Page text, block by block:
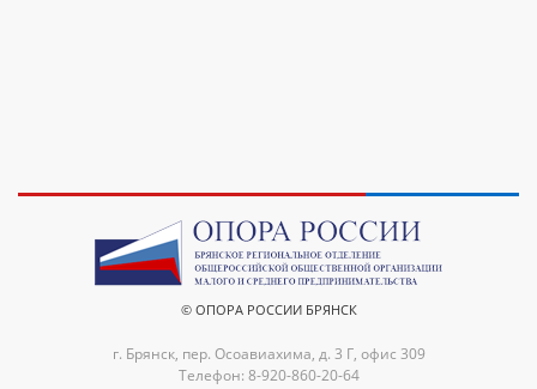
© ОПОРА РОССИИ БРЯНСК
г. Брянск, пер. Осоавиахима, д. 3 Г, офис 309
Телефон: 8-920-860-20-64